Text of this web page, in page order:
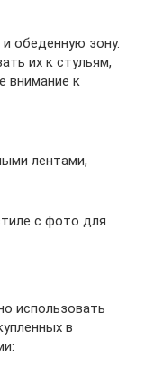
обеденную зону.
их к стульям,
внимание к
лентами,
с фото для
использовать
в